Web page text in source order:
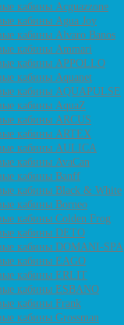
кабины Acguazzone
кабины Agua Joy
кабины Alvaro Banos
кабины Ammari
кабины APPOLLO
кабины Aquanet
кабины AQUAPULSE
кабины AquaZ
кабины ARCUS
кабины ARTEX
кабины AULICA
кабины AvaCan
кабины Banff
кабины Black & White
кабины Borneo
кабины Colden Frog
кабины DETO
кабины DOMANI-SPA
кабины EAGO
кабины ERLIT
кабины ESBANO
кабины Frank
кабины Grossman